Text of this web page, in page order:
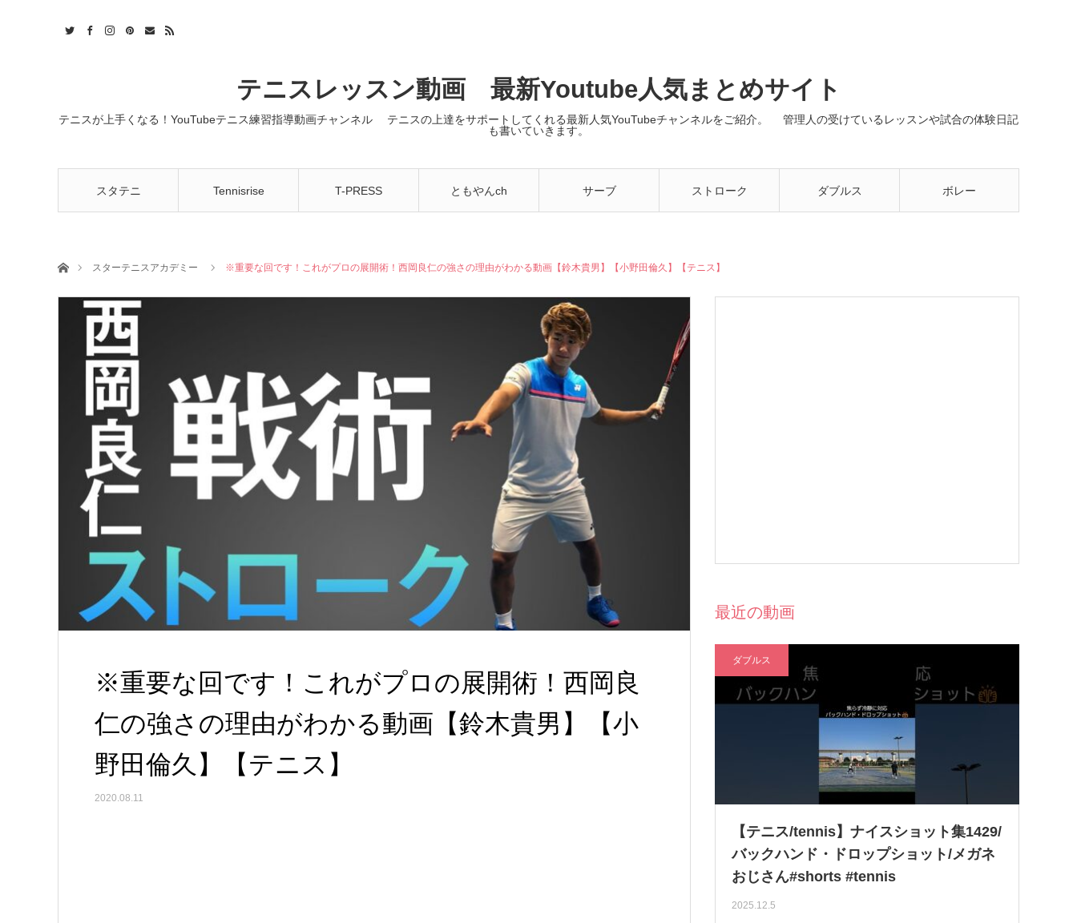
テニスレッスン動画 最新Youtube人気まとめサイト
テニスが上手くなる！YouTubeテニス練習指導動画チャンネル テニスの上達をサポートしてくれる最新人気YouTubeチャンネルをご紹介。 管理人の受けているレッスンや試合の体験日記
も書いていきます。
スタテニ Tennisrise T-PRESS ともやんch サーブ ストローク ダブルス ボレー
ホームスターテニスアカデミー ※重要な回です！これがプロの展開術！西岡良仁の強さの理由がわかる動画【鈴木貴男】【小野田倫久】【テニス】
※重要な回です！これがプロの展開術！西岡良
仁の強さの理由がわかる動画【鈴木貴男】【小
野田倫久】【テニス】
2020.08.11
最近の動画
ダブルス
【テニス/tennis】ナイスショット集1429/
バックハンド・ドロップショット/メガネ
おじさん#shorts #tennis
2025.12.5